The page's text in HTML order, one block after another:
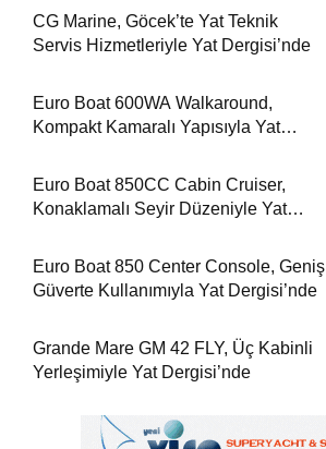
CG Marine, Göcek’te Yat Teknik
Servis Hizmetleriyle Yat Dergisi’nde
Euro Boat 600WA Walkaround,
Kompakt Kamaralı Yapısıyla Yat
Euro Boat 850CC Cabin Cruiser,
Konaklamalı Seyir Düzeniyle Yat
Euro Boat 850 Center Console, Geniş
Güverte Kullanımıyla Yat Dergisi’nde
Grande Mare GM 42 FLY, Üç Kabinli
Yerleşimiyle Yat Dergisi’nde